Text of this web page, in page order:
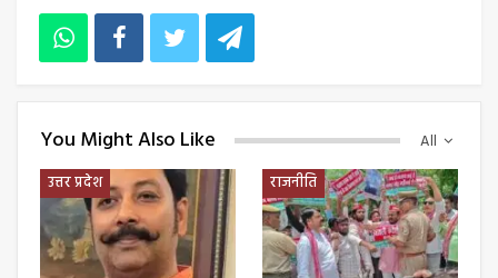
All
You Might Also Like
उत्तर प्रदेश राजनीति